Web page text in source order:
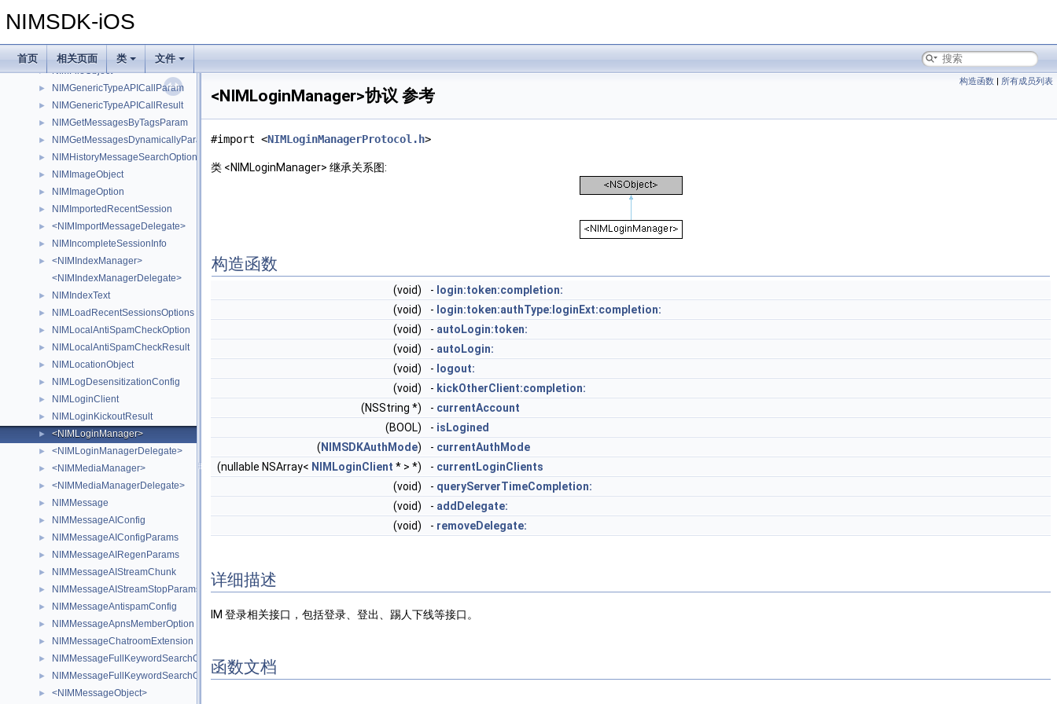
NIMSDK-iOS
首页 相关页面 类 文件
► <NIMEventSubscribeManagerDelegate>
NIMFetchServerSessionOption
► NIMFileObject
► NIMGenericTypeAPICallParam
► NIMGenericTypeAPICallResult
► NIMGetMessagesByTagsParam
► NIMGetMessagesDynamicallyParam
► NIMHistoryMessageSearchOption
► NIMImageObject
► NIMImageOption
► NIMImportedRecentSession
► <NIMImportMessageDelegate>
► NIMIncompleteSessionInfo
►
<NIMIndexManager>
<NIMIndexManagerDelegate>
► NIMIndexText
► NIMLoadRecentSessionsOptions
► NIMLocalAntiSpamCheckOption
► NIMLocalAntiSpamCheckResult
► NIMLocationObject
► NIMLogDesensitizationConfig
► NIMLoginClient
► NIMLoginKickoutResult
► <NIMLoginManager>
► <NIMLoginManagerDelegate>
► <NIMMediaManager>
► <NIMMediaManagerDelegate>
► NIMMessage
► NIMMessageAIConfig
► NIMMessageAIConfigParams
► NIMMessageAIRegenParams
► NIMMessageAIStreamChunk
► NIMMessageAIStreamStopParams
► NIMMessageAntispamConfig
► NIMMessageApnsMemberOption
► NIMMessageChatroomExtension
► NIMMessageFullKeywordSearchOption
► NIMMessageFullKeywordSearchOrderByTimeOption
► <NIMMessageObject>
构造函数 | 所有成员列表
<NIMLoginManager>协议 参考
#import <NIMLoginManagerProtocol.h>
类 <NIMLoginManager> 继承关系图:
构造函数
(void) - login:token:completion:
(void)
- login:token:authType:loginExt:completion:
(void)
- autoLogin:token:
(void)
- autoLogin:
(void)
- logout:
(void)
- kickOtherClient:completion:
(NSString *)
- currentAccount
(BOOL)
- isLogined
( NIMSDKAuthMode) - currentAuthMode
(nullable NSArray< NIMLoginClient * > *) - currentLoginClients
(void)
- queryServerTimeCompletion:
(void)
- addDelegate:
(void)
- removeDelegate:
详细描述
IM 登录相关接口，包括登录、登出、踢人下线等接口。
函数文档